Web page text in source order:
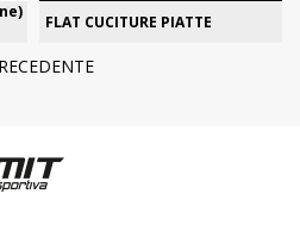
FLAT CUCITURE PIATTE